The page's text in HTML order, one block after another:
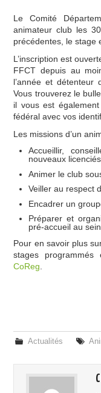
ACTUALITÉS
INFOS & PRESSE
BICLOU
COMMISSIONS
ESPACE MEMBRES
Le Comité
animateur club les
précédentes, le stage
L’inscription est
FFCT depuis au
l’année et détenteur
Vous trouverez le
il vous est
fédéral avec vos
Les missions d’un
Accueillir,
nouveaux licenciés,
Animer le club
Veiller au respect
Encadrer un
Préparer et
pré-accueil au
Pour en savoir plus
stages programmés
CoReg
Actualités